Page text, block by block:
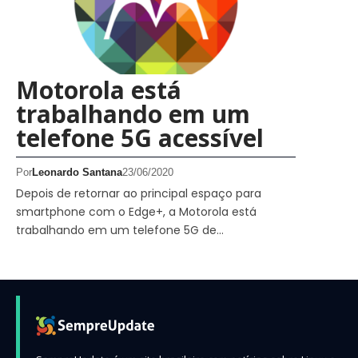
Motorola está
trabalhando em um
telefone 5G acessível
PorLeonardo Santana23/06/2020
Depois de retornar ao principal espaço para
smartphone com o Edge+, a Motorola está
trabalhando em um telefone 5G de…